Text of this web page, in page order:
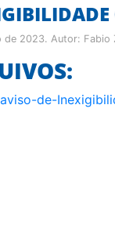
de 2023. Autor: Fabio
aviso-de-